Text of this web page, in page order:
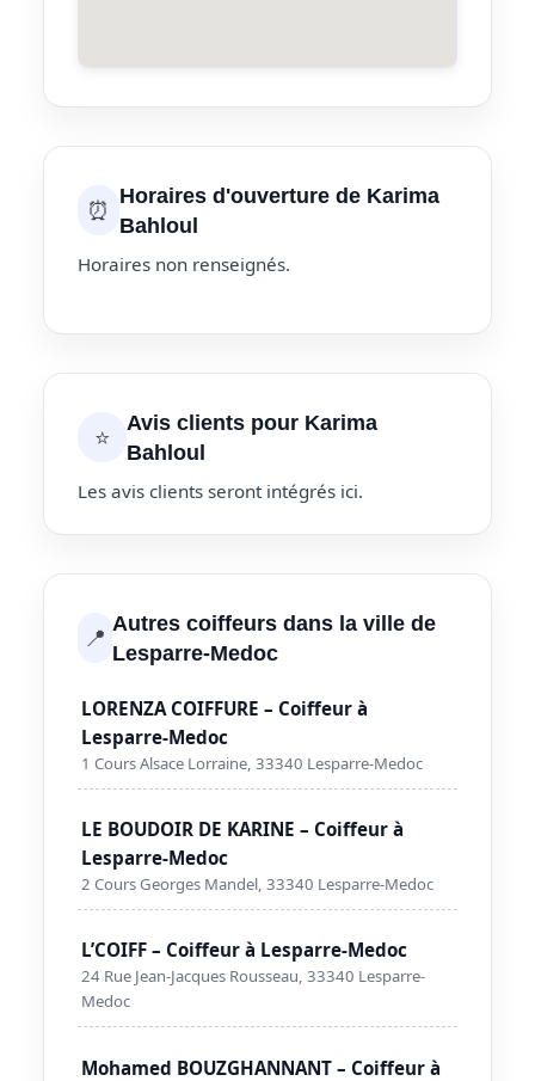
⏰ Horaires d'ouverture de Karima
Bahloul
Horaires non renseignés.
⭐
Avis clients pour Karima
Bahloul
Les avis clients seront intégrés ici.
📍 Autres coiffeurs dans la ville de
Lesparre-Medoc
LORENZA COIFFURE – Coiffeur à
Lesparre-Medoc
1 Cours Alsace Lorraine, 33340 Lesparre-Medoc
LE BOUDOIR DE KARINE – Coiffeur à
Lesparre-Medoc
2 Cours Georges Mandel, 33340 Lesparre-Medoc
L’COIFF – Coiffeur à Lesparre-Medoc
24 Rue Jean-Jacques Rousseau, 33340 Lesparre-
Medoc
Mohamed BOUZGHANNANT – Coiffeur à